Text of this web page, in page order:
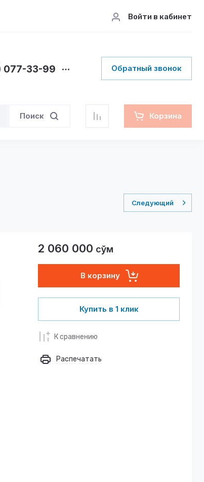
Войти в кабинет
077-33-99 Обратный звонок
Поиск Корзина
Следующий
2 060 000 сўм
В корзину
Купить в 1 клик
К сравнению
Распечатать